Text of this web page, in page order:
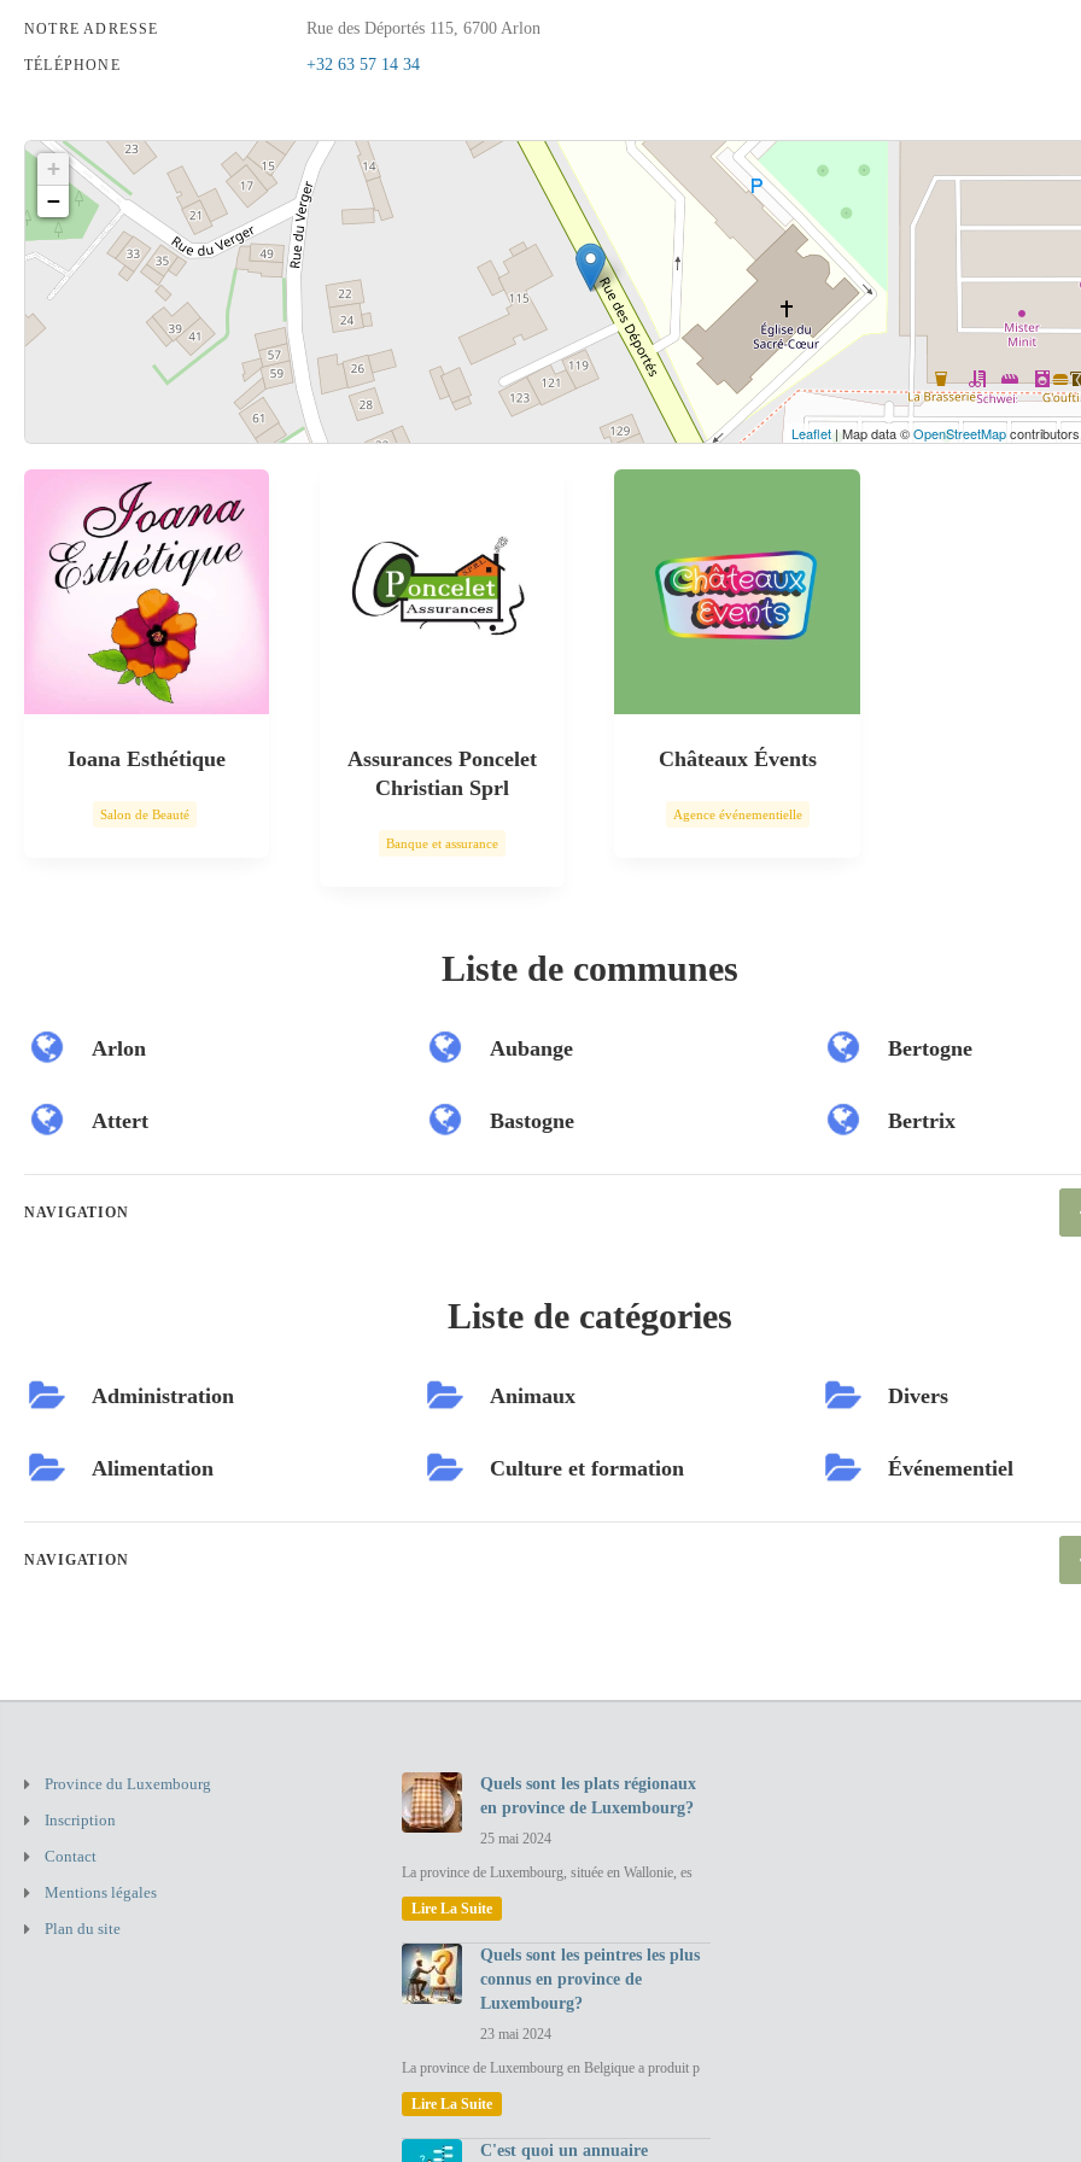
NOTRE ADRESSE Rue des Déportés 115, 6700 Arlon
TÉLÉPHONE +32 63 57 14 34
Cliquez sur le bouton pour afficher la carte.
Voir la carte
+
−
Leaflet| Map data ©OpenStreetMapcontributors,
Ioana Esthétique
Salon de Beauté
Assurances Poncelet
Christian Sprl
Banque et assurance
Châteaux Évents
Agence événementielle
Liste de communes
Arlon
Attert
Aubange
Bastogne
Bertogne
Bertrix
NAVIGATION
Liste de catégories
Administration
Alimentation
Animaux
Culture et formation
Divers
Événementiel
NAVIGATION
Province du Luxembourg
Inscription
Contact
Mentions légales
Plan du site
Quels sont les plats régionaux
en province de Luxembourg?
25 mai 2024
La province de Luxembourg, située en Wallonie, es
Lire La Suite
Quels sont les peintres les plus
connus en province de
Luxembourg?
23 mai 2024
La province de Luxembourg en Belgique a produit p
Lire La Suite
C'est quoi un annuaire